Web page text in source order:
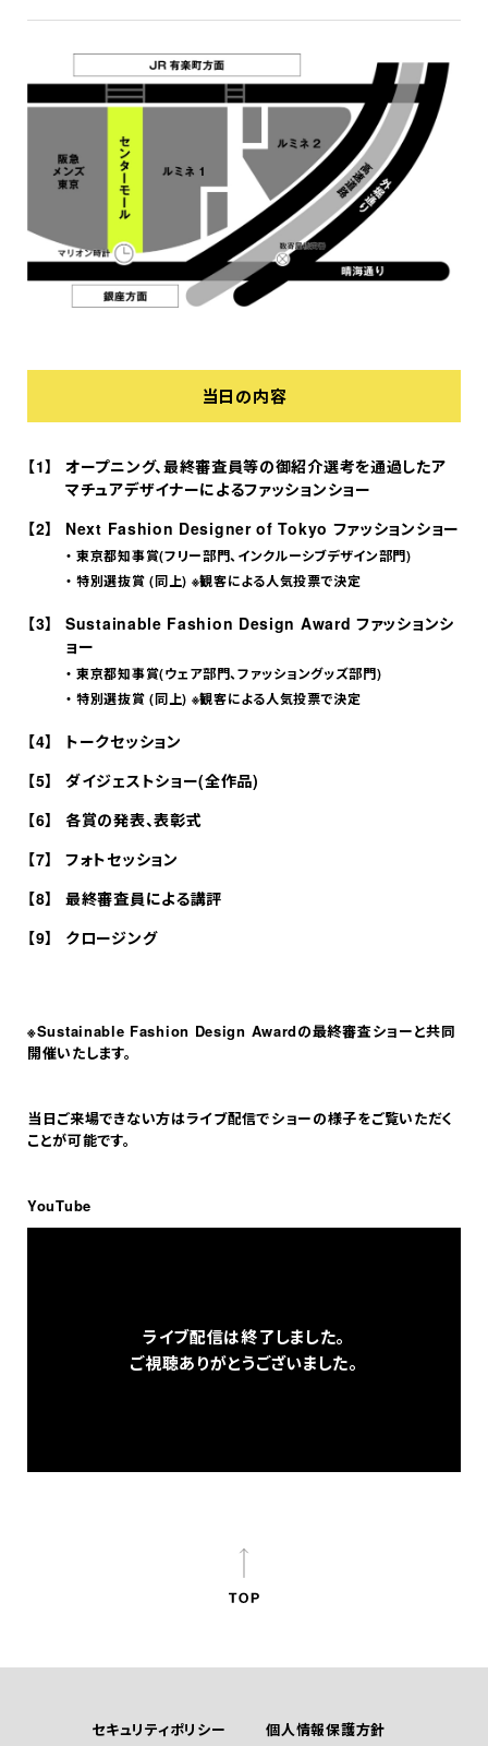
当日の内容
オープニング、最終審査員等の御紹介選考を通過したア
マチュアデザイナーによるファッションショー
Next Fashion Designer of Tokyo ファッションショー
東京都知事賞(フリー部門、インクルーシブデザイン部門)
特別選抜賞 (同上) ※観客による人気投票で決定
Sustainable Fashion Design Award ファッションシ
ョー
東京都知事賞(ウェア部門、ファッショングッズ部門)
特別選抜賞 (同上) ※観客による人気投票で決定
トークセッション
ダイジェストショー(全作品)
各賞の発表、表彰式
フォトセッション
最終審査員による講評
クロージング
※Sustainable Fashion Design Awardの最終審査ショーと共同
開催いたします。
当日ご来場できない方はライブ配信でショーの様子をご覧いただく
ことが可能です。
YouTube
ライブ配信は終了しました。
ご視聴ありがとうございました。
セキュリティポリシー
個人情報保護方針